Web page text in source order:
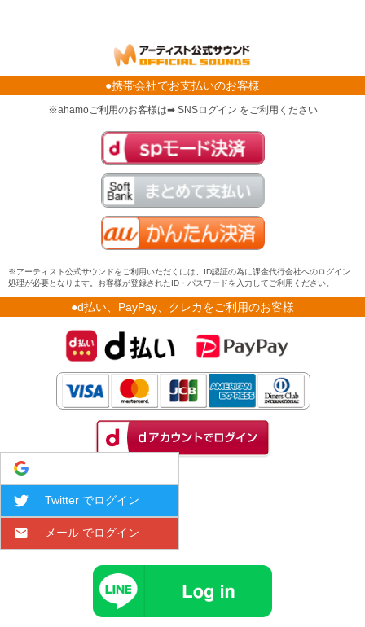
●携帯会社でお支払いのお客様
※ahamoご利用のお客様は➡ SNSログイン をご利用ください
※アーティスト公式サウンドをご利用いただくには、ID認証の為に課金代行会社へのログイン
処理が必要となります。お客様が登録されたID・パスワードを入力してご利用ください。
●d払い、PayPay、クレカをご利用のお客様
Twitter でログイン
メール でログイン